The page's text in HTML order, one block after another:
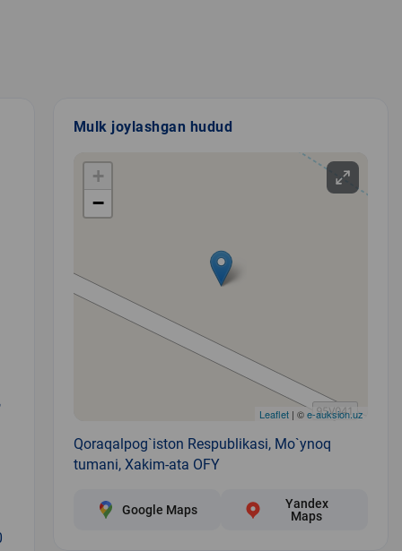
Mulk joylashgan hudud
+
−
Leaflet| ©e-auksion.uz
Qoraqalpog`iston Respublikasi, Mo`ynoq
tumani, Xakim-ata OFY
Google Maps
Yandex
Maps